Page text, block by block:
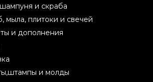
и скраба
плитоки и свечей
и дополнения
и молды